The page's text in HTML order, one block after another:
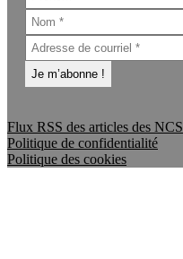
Flux RSS des articles des NCS
Politique de confidentialité
Politique des cookies